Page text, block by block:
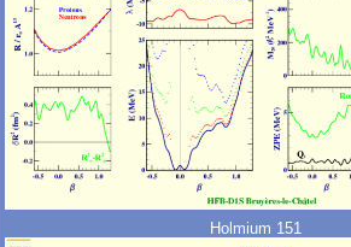
Holmium 151